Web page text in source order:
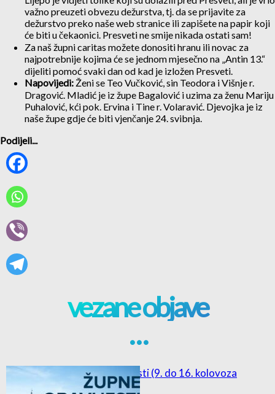
važno preuzeti obvezu dežurstva, tj. da se prijavite za
dežurstvo preko naše web stranice ili zapišete na papir koji
će biti u čekaonici. Presveti ne smije nikada ostati sam!
Za naš župni caritas možete donositi hranu ili novac za
najpotrebnije kojima će se jednom mjesečno na „Antin 13.“
dijeliti pomoć svaki dan od kad je izložen Presveti.
Napovijedi: Ženi se Teo Vučković, sin Teodora i Višnje r.
Dragović. Mladić je iz župe Bagalović i uzima za ženu Mariju
Puhalović, kći pok. Ervina i Tine r. Volaravić. Djevojka je iz
naše župe gdje će biti vjenčanje 24. svibnja.
Podijeli...
vezane objave
. . .
Župne obavijesti (9. do 16. kolovoza
2026.)